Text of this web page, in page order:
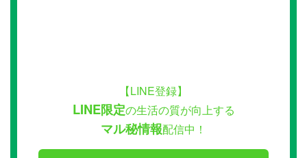
【LINE登録】
LINE限定の生活の質が向上する
マル秘情報配信中！